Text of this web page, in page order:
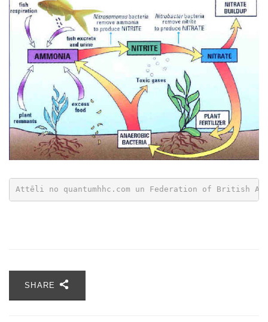
Attēli no quantumhhc.com un Federation of British
SHARE